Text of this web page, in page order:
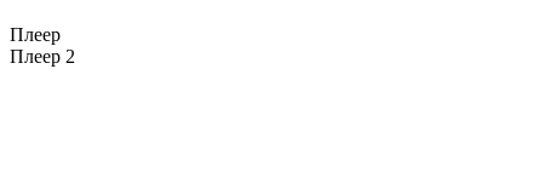
Плеер
Плеер 2